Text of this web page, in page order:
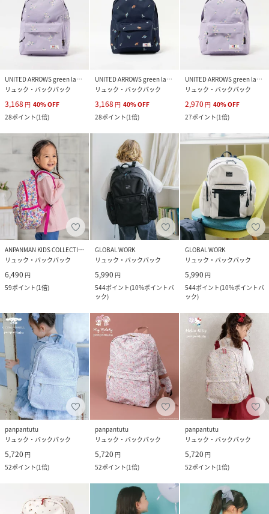
UNITED ARROWS green label relaxing
リュック・バックパック
3,168 円 40%OFF
28ポイント(1倍)
UNITED ARROWS green label relaxing
リュック・バックパック
3,168 円 40%OFF
28ポイント(1倍)
UNITED ARROWS green label relaxing
リュック・バックパック
2,970 円 40%OFF
27ポイント(1倍)
ANPANMAN KIDS COLLECTION
リュック・バックパック
6,490 円
59ポイント(1倍)
GLOBAL WORK
リュック・バックパック
5,990 円
544ポイント(10%ポイントバ
ック)
GLOBAL WORK
リュック・バックパック
5,990 円
544ポイント(10%ポイントバ
ック)
panpantutu
リュック・バックパック
5,720 円
52ポイント(1倍)
panpantutu
リュック・バックパック
5,720 円
52ポイント(1倍)
panpantutu
リュック・バックパック
5,720 円
52ポイント(1倍)